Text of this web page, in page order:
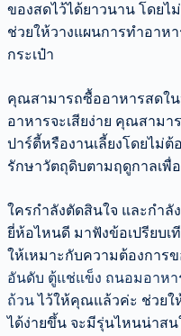
ของสดไว้ได้ยาวนาน โดยไม่
ช่วยให้วางแผนการทำอาห
กระเป๋า
คุณสามารถซื้ออาหารสดใ
อาหารจะเสียง่าย คุณสามา
ปาร์ตี้หรืองานเลี้ยงโดยไม่ต้
รักษาวัตถุดิบตามฤดูกาลเพื่
ใครกำลังตัดสินใจ และกำลั
ยี่ห้อไหนดี มาฟังข้อเปรียบเ
ให้เหมาะกับความต้องการ
อันดับ ตู้แช่แข็ง ถนอมอาห
ถ้วนไว้ให้คุณแล้วค่ะ ช่วยใ
ได้ง่ายขึ้น จะมีรุ่นไหนน่าสน